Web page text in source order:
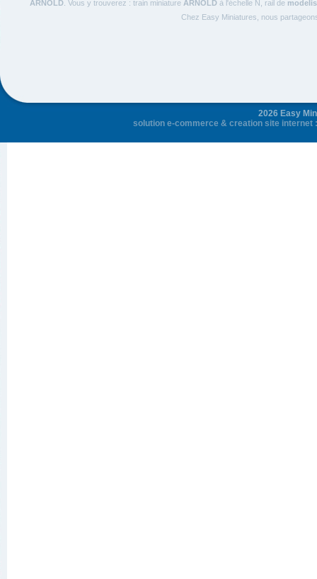
ARNOLD. Vous y trouverez : train miniature ARNOLDà l'échelle N, rail de
Chez Easy Miniatures, nous
2026 Easy
solution e-commerce & creation site internet